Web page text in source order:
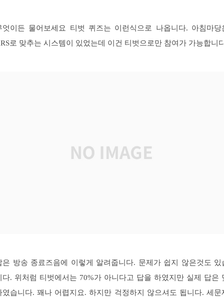
엇이든 물어보세요 티벗 퀴즈는 이런식으로 나옵니다. 아침마당
로 맞추는 시스템이 있었는데 이건 티벗으로만 참여가 가능합니
은 방송 종료즈음에 이렇게 알려줍니다. 문제가 쉽지 않은것도 있
다. 위처럼 티벗에서는 70%가 아니다고 답을 하였지만 실제 답은
였습니다. 꽤나 어렵지요. 하지만 걱정하지 않으셔도 됩니다. 세문